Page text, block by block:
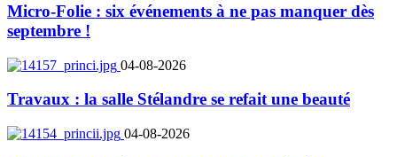
Micro-Folie : six événements à ne pas manquer dès
septembre !
04-08-2026
Travaux : la salle Stélandre se refait une beauté
04-08-2026